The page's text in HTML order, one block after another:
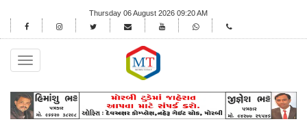
Thursday 06 August 2026 09:20 AM
Toggle
navigation